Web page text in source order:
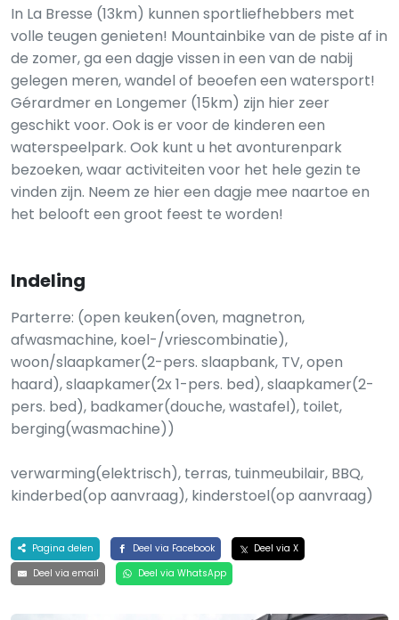
In La Bresse (13km) kunnen sportliefhebbers met
volle teugen genieten! Mountainbike van de piste af in
de zomer, ga een dagje vissen in een van de nabij
gelegen meren, wandel of beoefen een watersport!
Gérardmer en Longemer (15km) zijn hier zeer
geschikt voor. Ook is er voor de kinderen een
waterspeelpark. Ook kunt u het avonturenpark
bezoeken, waar activiteiten voor het hele gezin te
vinden zijn. Neem ze hier een dagje mee naartoe en
het belooft een groot feest te worden!
Indeling
Parterre: (open keuken(oven, magnetron,
afwasmachine, koel-/vriescombinatie),
woon/slaapkamer(2-pers. slaapbank, TV, open
haard), slaapkamer(2x 1-pers. bed), slaapkamer(2-
pers. bed), badkamer(douche, wastafel), toilet,
berging(wasmachine))
verwarming(elektrisch), terras, tuinmeubilair, BBQ,
kinderbed(op aanvraag), kinderstoel(op aanvraag)
Pagina delen Deel via Facebook
Deel via X
Deel via email
Deel via WhatsApp